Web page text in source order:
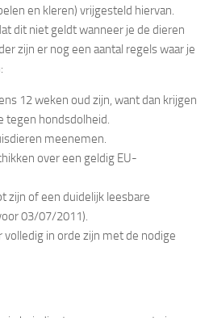
en kleren) vrijgesteld hiervan.
dit niet geldt wanneer je de dieren
zijn er nog een aantal regels waar je
12 weken oud zijn, want dan krijgen
tegen hondsdolheid.
meenemen.
over een geldig EU-
zijn of een duidelijk leesbare
03/07/2011).
in orde zijn met de nodige